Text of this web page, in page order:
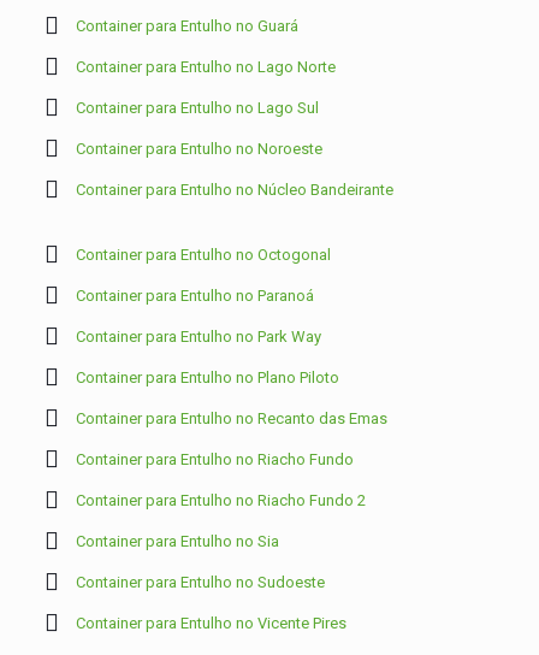
Container para Entulho no Guará
Container para Entulho no Lago Norte
Container para Entulho no Lago Sul
Container para Entulho no Noroeste
Container para Entulho no Núcleo Bandeirante
Container para Entulho no Octogonal
Container para Entulho no Paranoá
Container para Entulho no Park Way
Container para Entulho no Plano Piloto
Container para Entulho no Recanto das Emas
Container para Entulho no Riacho Fundo
Container para Entulho no Riacho Fundo 2
Container para Entulho no Sia
Container para Entulho no Sudoeste
Container para Entulho no Vicente Pires